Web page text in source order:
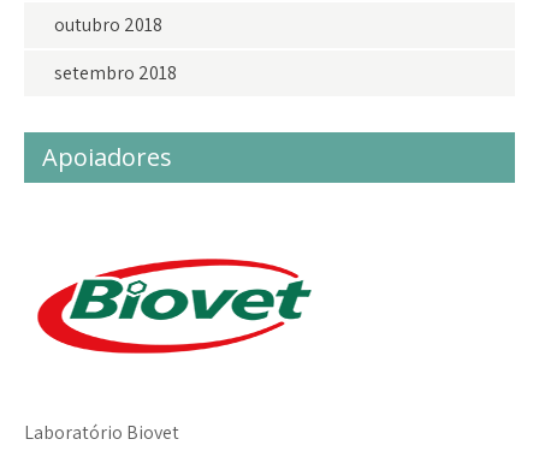
outubro 2018
setembro 2018
Apoiadores
Laboratório Biovet